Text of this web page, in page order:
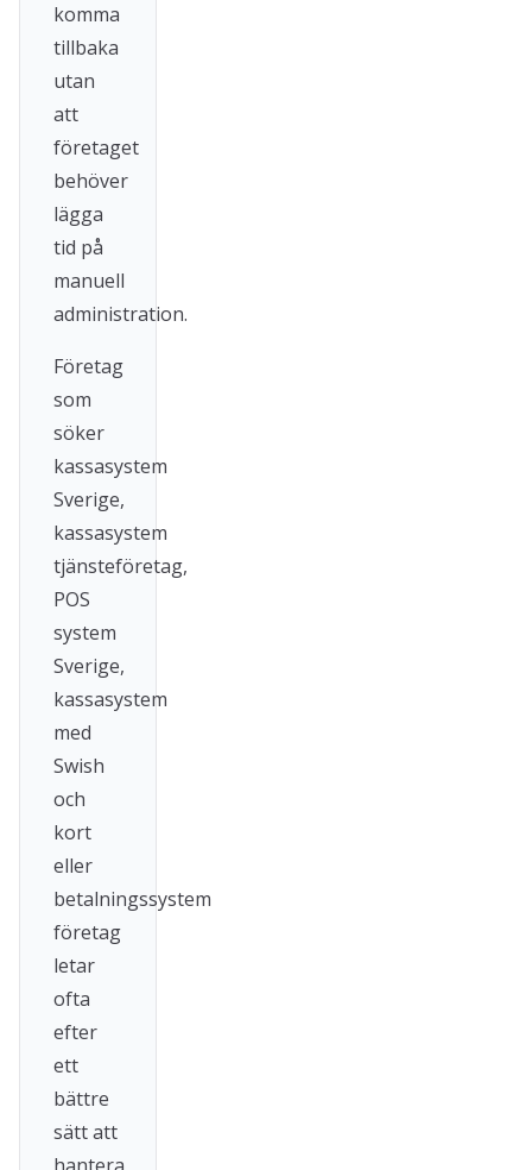
komma
tillbaka
utan
att
företaget
behöver
lägga
tid på
manuell
administration.
Företag
som
söker
kassasystem
Sverige,
kassasystem
tjänsteföretag,
POS
system
Sverige,
kassasystem
med
Swish
och
kort
eller
betalningssystem
företag
letar
ofta
efter
ett
bättre
sätt att